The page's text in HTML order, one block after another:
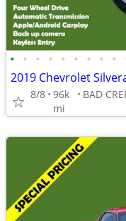
• • • • • • • • •
8/8 96k
mi